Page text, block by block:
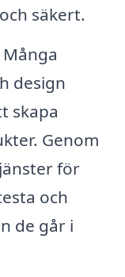
säkert.
Många
design
skapa
Genom
för
och
de går i